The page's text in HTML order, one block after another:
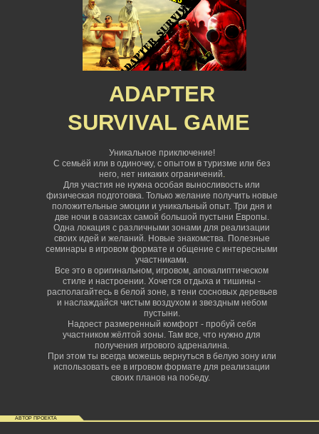
ADAPTER
SURVIVAL GAME
Уникальное приключение!
С семьёй или в одиночку, с опытом в туризме или без
него, нет никаких ограничений.
Для участия не нужна особая выносливость или
физическая подготовка. Только желание получить новые
положительные эмоции и уникальный опыт. Три дня и
две ночи в оазисах самой большой пустыни Европы.
Одна локация с различными зонами для реализации
своих идей и желаний. Новые знакомства. Полезные
семинары в игровом формате и общение с интересными
участниками.
Все это в оригинальном, игровом, апокалиптическом
стиле и настроении. Хочется отдыха и тишины -
располагайтесь в белой зоне, в тени сосновых деревьев
и наслаждайся чистым воздухом и звездным небом
пустыни.
Надоест размеренный комфорт - пробуй себя
участником жёлтой зоны. Там все, что нужно для
получения игрового адреналина.
При этом ты всегда можешь вернуться в белую зону или
использовать ее в игровом формате для реализации
своих планов на победу.
АВТОР ПРОЕКТА